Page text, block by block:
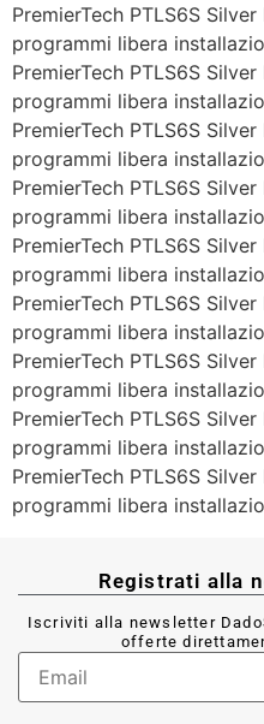
PremierTech PTLS6S
programmi libera
PremierTech PTLS6S
programmi libera
PremierTech PTLS6S
programmi libera
PremierTech PTLS6S
programmi libera
PremierTech PTLS6S
programmi libera
PremierTech PTLS6S
programmi libera
PremierTech PTLS6S
programmi libera
PremierTech PTLS6S
programmi libera
PremierTech PTLS6S
programmi libera
Registrati alla
Iscriviti alla newsletter
offerte